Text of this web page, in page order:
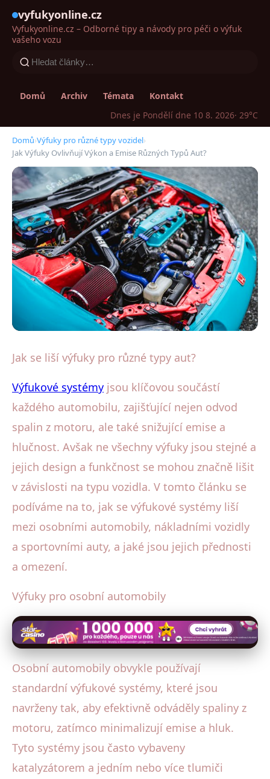
vyfukyonline.cz
Vyfukyonline.cz – Odborné tipy a návody pro péči o výfuk
vašeho vozu
Domů Archiv Témata
Kontakt
Dnes je Pondělí dne 10 8. 2026· 29°C
Domů›Výfuky pro různé typy vozidel›
Jak Výfuky Ovlivňují Výkon a Emise Různých Typů Aut?
Výfuky pro různé typy vozidel
Emise Různých Typů Aut?
9. 10. 2025· 4 min čtení · Autor: Petr Urbanec
Jak se liší výfuky pro různé typy aut?
Výfukové systémy jsou klíčovou součástí
každého automobilu, zajišťující nejen odvod
spalin z motoru, ale také snižující emise a
hlučnost. Avšak ne všechny výfuky jsou stejné a
jejich design a funkčnost se mohou značně lišit
v závislosti na typu vozidla. V tomto článku se
podíváme na to, jak se výfukové systémy liší
mezi osobními automobily, nákladními vozidly
a sportovními auty, a jaké jsou jejich přednosti
a omezení.
Výfuky pro osobní automobily
Osobní automobily obvykle používají
standardní výfukové systémy, které jsou
navrženy tak, aby efektivně odváděly spaliny z
motoru, zatímco minimalizují emise a hluk.
Tyto systémy jsou často vybaveny
katalyzátorem a jedním nebo více tlumiči